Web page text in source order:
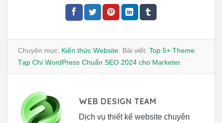
Chuyên mục: Kiến thức Website. Bài viết: Top 5+ Theme
Tạp Chí WordPress Chuẩn SEO 2024 cho Marketer.
WEB DESIGN TEAM
Dịch vụ thiết kế website chuyên